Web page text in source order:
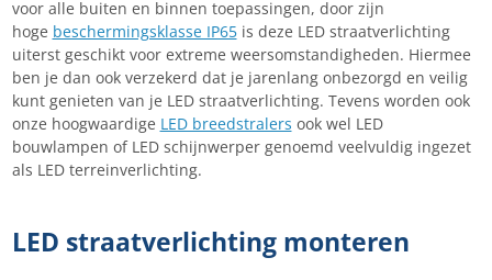
voor alle buiten en binnen toepassingen, door zijn
hoge beschermingsklasse IP65is deze LED straatverlichting
uiterst geschikt voor extreme weersomstandigheden. Hiermee
ben je dan ook verzekerd dat je jarenlang onbezorgd en veilig
kunt genieten van je LED straatverlichting. Tevens worden ook
onze hoogwaardige LED breedstralers ook wel LED
bouwlampen of LED schijnwerper genoemd veelvuldig ingezet
als LED terreinverlichting.
LED straatverlichting monteren